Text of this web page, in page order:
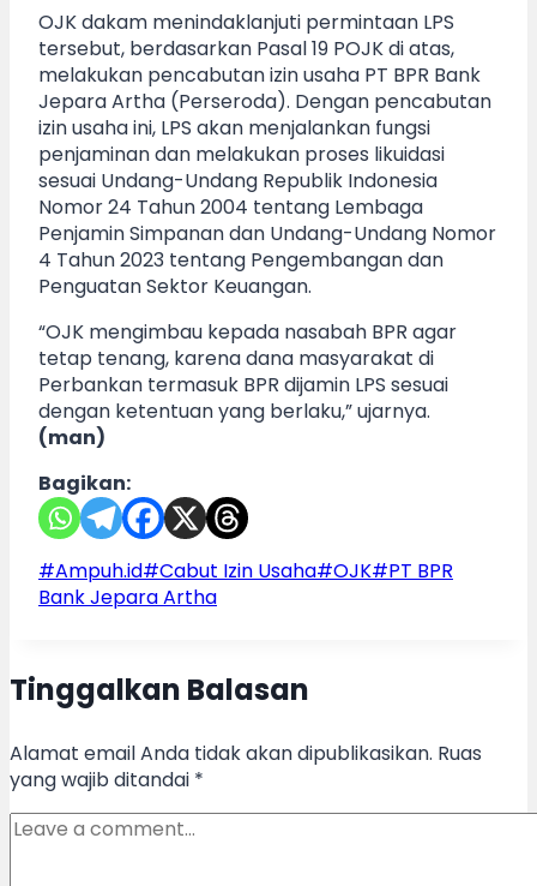
OJK dakam menindaklanjuti permintaan LPS
tersebut, berdasarkan Pasal 19 POJK di atas,
melakukan pencabutan izin usaha PT BPR Bank
Jepara Artha (Perseroda). Dengan pencabutan
izin usaha ini, LPS akan menjalankan fungsi
penjaminan dan melakukan proses likuidasi
sesuai Undang-Undang Republik Indonesia
Nomor 24 Tahun 2004 tentang Lembaga
Penjamin Simpanan dan Undang-Undang Nomor
4 Tahun 2023 tentang Pengembangan dan
Penguatan Sektor Keuangan.
“OJK mengimbau kepada nasabah BPR agar
tetap tenang, karena dana masyarakat di
Perbankan termasuk BPR dijamin LPS sesuai
dengan ketentuan yang berlaku,” ujarnya.
(man)
Bagikan:
Post
Tags:
#Ampuh.id#Cabut Izin Usaha#OJK#PT BPR
Bank Jepara Artha
Tinggalkan Balasan
Alamat email Anda tidak akan dipublikasikan. Ruas
yang wajib ditandai *